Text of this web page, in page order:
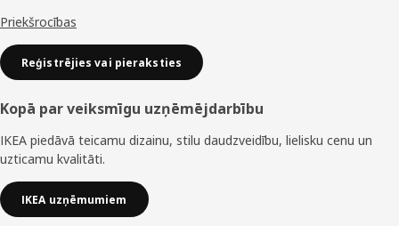
Priekšrocības
Reģistrējies vai pieraksties
Kopā par veiksmīgu uzņēmējdarbību
IKEA piedāvā teicamu dizainu, stilu daudzveidību, lielisku cenu un
uzticamu kvalitāti.
IKEA uzņēmumiem